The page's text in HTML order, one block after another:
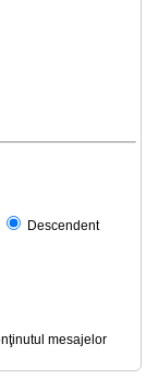
Descendent
mesajelor